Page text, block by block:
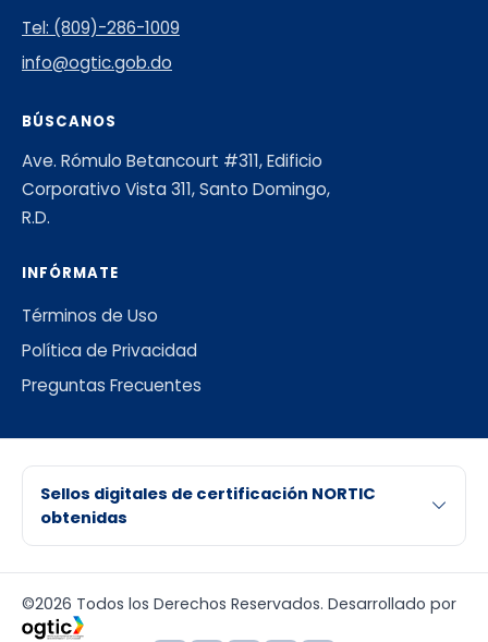
Tel: (809)-286-1009
info@ogtic.gob.do
BÚSCANOS
Ave. Rómulo Betancourt #311, Edificio
Corporativo Vista 311, Santo Domingo,
R.D.
INFÓRMATE
Términos de Uso
Política de Privacidad
Preguntas Frecuentes
Sellos digitales de certificación NORTIC
obtenidas
©2026 Todos los Derechos Reservados. Desarrollado por